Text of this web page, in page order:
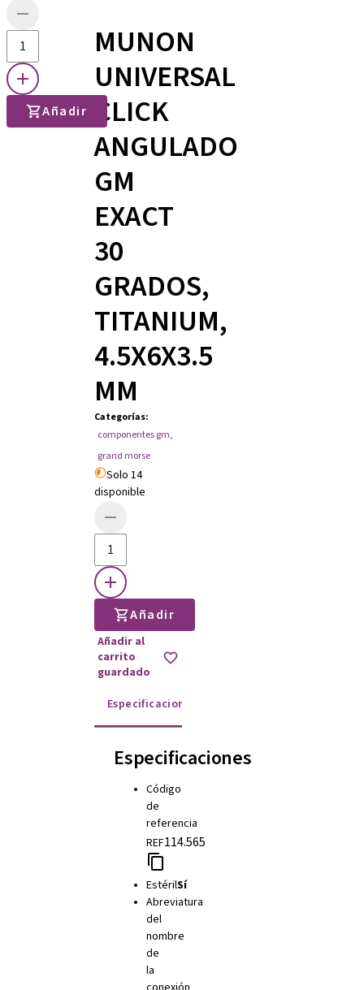
Añadir
MUNON
UNIVERSAL
CLICK
ANGULADO
GM
EXACT
30
GRADOS,
TITANIUM,
4.5X6X3.5
MM
Categorías:
componentes gm,
grand morse
Solo 14
disponible
Añadir
Añadir al
carrito
guardado
Especificaciones
Especificaciones
Código
de
referencia
REF114.565
EstérilSí
Abreviatura
del
nombre
de
la